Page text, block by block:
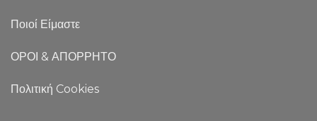
Ποιοί Είμαστε
ΟΡΟΙ & ΑΠΟΡΡΗΤΟ
Πολιτική Cookies